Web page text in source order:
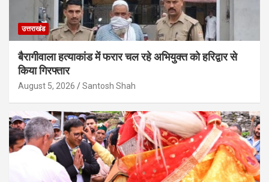
उत्तराखंड
बैरागीवाला हत्याकांड में फरार चल रहे अभियुक्त को हरिद्वार से
किया गिरफ्तार
August 5, 2026 Santosh Shah